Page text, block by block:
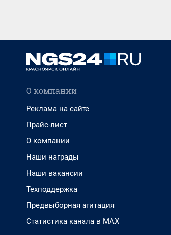
О компании
Реклама на сайте
Прайс-лист
О компании
Наши награды
Наши вакансии
Техподдержка
Предвыборная агитация
Статистика канала в MAX